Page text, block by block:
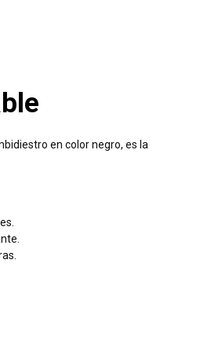
en color negro, es la